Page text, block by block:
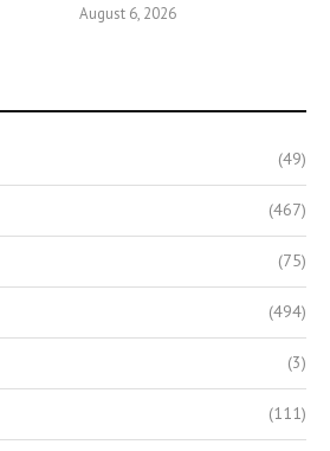
August 6, 2026
(49)
(467)
(75)
(494)
(3)
(111)